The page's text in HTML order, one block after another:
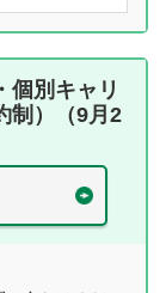
別キャリ
制）（9月2